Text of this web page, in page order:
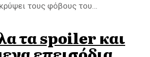
τους φόβους του…
τα spoiler και